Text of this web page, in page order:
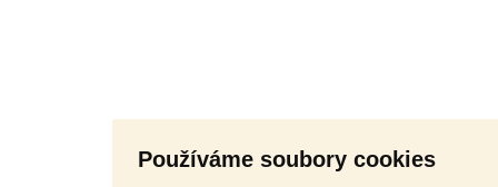
Používáme soubory cookies